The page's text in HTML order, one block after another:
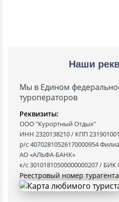
Наши
Мы в Едином
туроператоров
Реквизиты:
ООО "Курортный Отдых"
ИНН 2320138210 / КПП
р/с 40702810526170000954
АО «АЛЬФА-БАНК»
к/с 30101810500000000207 / БИК
Реестровый номер